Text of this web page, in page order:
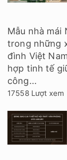
Mẫu nhà
trong những
đình Việt
hợp tinh tế
công...
17558 Lượt xem